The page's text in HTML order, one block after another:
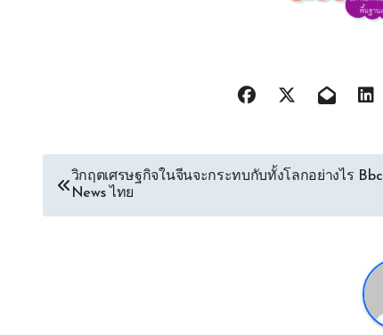
Post
navigation
วิกฤตเศรษฐกิจในจีนจะกระทบกับทั้งโลกอย่างไร Bbc
News ไทย